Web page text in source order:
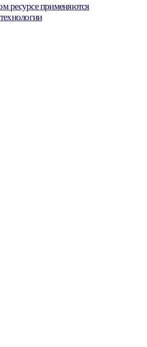
ресурсе применяются